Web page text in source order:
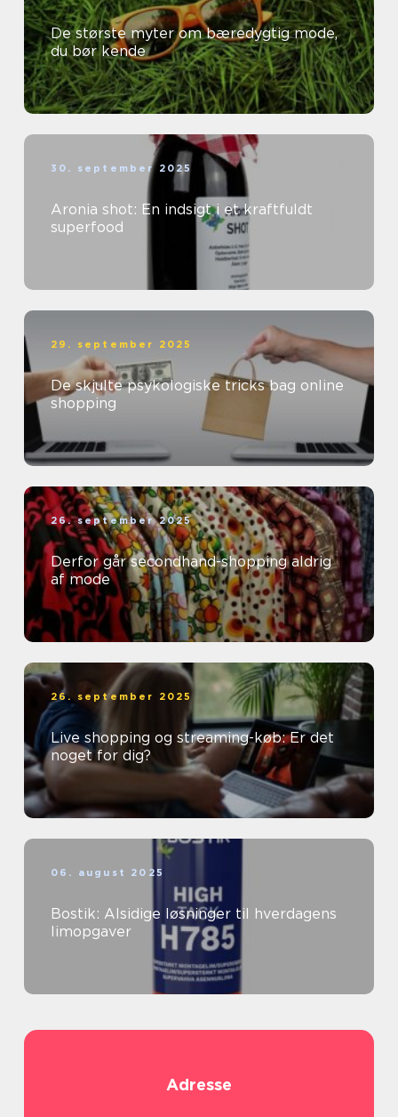
De største myter om bæredygtig mode,
du bør kende
30. september 2025
Aronia shot: En indsigt i et kraftfuldt
superfood
29. september 2025
De skjulte psykologiske tricks bag online
shopping
26. september 2025
Derfor går secondhand-shopping aldrig
af mode
26. september 2025
Live shopping og streaming-køb: Er det
noget for dig?
06. august 2025
Bostik: Alsidige løsninger til hverdagens
limopgaver
Adresse